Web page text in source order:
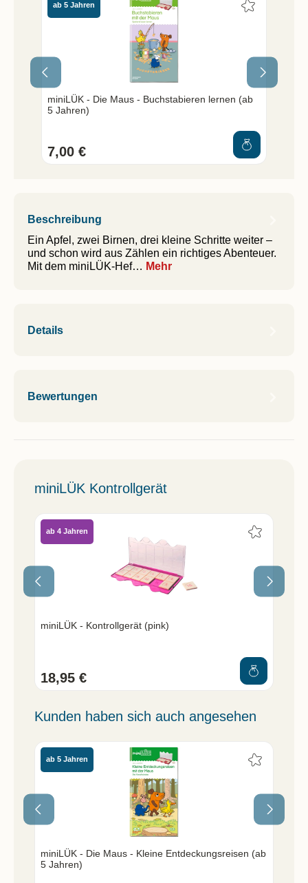
ab 5 Jahren
miniLÜK - Die Maus - Buchstabieren lernen (ab
5 Jahren)
7,00 €
Beschreibung
Ein Apfel, zwei Birnen, drei kleine Schritte weiter –
und schon wird aus Zählen ein richtiges Abenteuer.
Mit dem miniLÜK-Hef… Mehr
Details
Bewertungen
miniLÜK Kontrollgerät
ab 4 Jahren
miniLÜK - Kontrollgerät (pink)
18,95 €
Kunden haben sich auch angesehen
ab 5 Jahren
miniLÜK - Die Maus - Kleine Entdeckungsreisen (ab
5 Jahren)